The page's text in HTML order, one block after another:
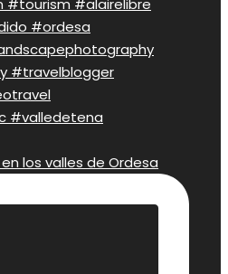
los valles de Ordesa